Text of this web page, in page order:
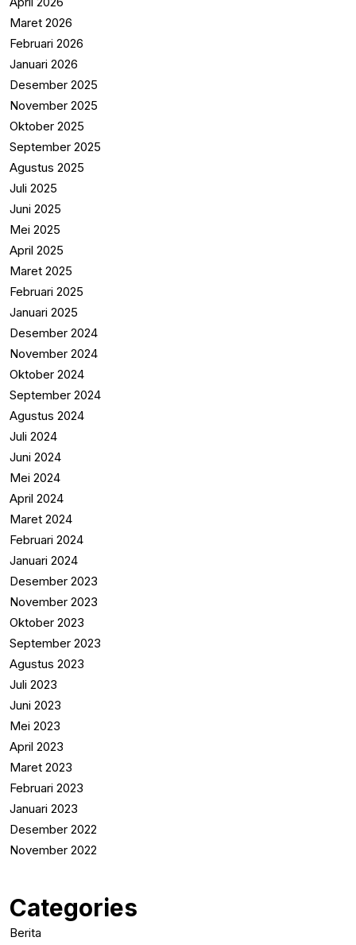
Maret 2026
Februari 2026
Januari 2026
Desember 2025
November 2025
Oktober 2025
September 2025
Agustus 2025
Juli 2025
Juni 2025
Mei 2025
April 2025
Maret 2025
Februari 2025
Januari 2025
Desember 2024
November 2024
Oktober 2024
September 2024
Agustus 2024
Juli 2024
Juni 2024
Mei 2024
April 2024
Maret 2024
Februari 2024
Januari 2024
Desember 2023
November 2023
Oktober 2023
September 2023
Agustus 2023
Juli 2023
Juni 2023
Mei 2023
April 2023
Maret 2023
Februari 2023
Januari 2023
Desember 2022
November 2022
Categories
Berita